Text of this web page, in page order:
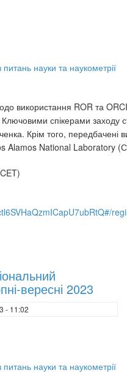
науки та наукометрії
використання ROR та
Ключовими спікерами заходу
Крім того, передбачені
Alamos National Laboratory
вересні 2023
- 11:02
науки та наукометрії